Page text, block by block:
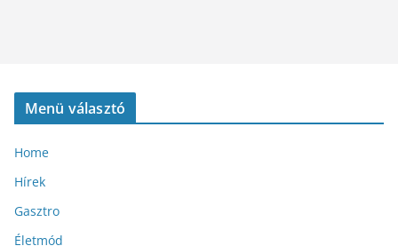
Menü választó
Home
Hírek
Gasztro
Életmód